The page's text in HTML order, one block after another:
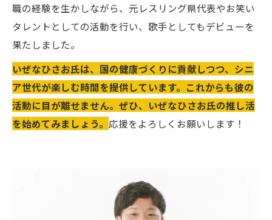
職の経験を生かしながら、元レスリング県代表やお笑い
タレントとしての活動を行い、歌手としてもデビューを
果たしました。
いぜなひさお氏は、国の健康づくりに貢献しつつ、シニ
ア世代が楽しむ時間を提供しています。これからも彼の
活動に目が離せません。ぜひ、いぜなひさお氏の推し活
を始めてみましょう。 応援をよろしくお願いします！